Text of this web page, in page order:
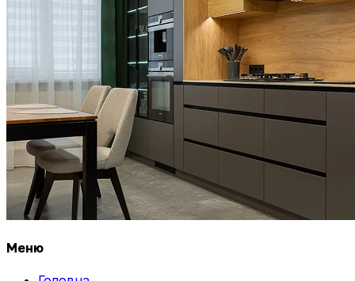
Меню